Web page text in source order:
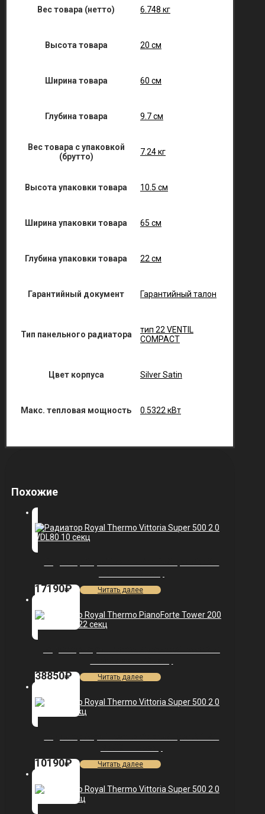
Вес товара (нетто) 6.748 кг
Высота товара 20 см
Ширина товара 60 см
Глубина товара 9.7 см
Вес товара с упаковкой
(брутто)
7.24 кг
Высота упаковки товара 10.5 см
Ширина упаковки товара 65 см
Глубина упаковки товара 22 см
Гарантийный документ Гарантийный талон
Тип панельного радиатора
тип 22 VENTIL
COMPACT
Цвет корпуса Silver Satin
Макс. тепловая мощность 0.5322 кВт
Похожие
17190₽ Читать далее
38850₽ Читать далее
10190₽ Читать далее